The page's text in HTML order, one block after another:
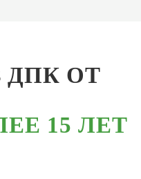
ДПК ОТ
15 ЛЕТ